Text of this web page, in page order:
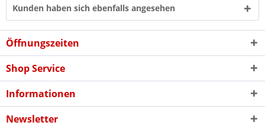
Kunden haben sich ebenfalls angesehen
Öffnungszeiten
Shop Service
Informationen
Newsletter